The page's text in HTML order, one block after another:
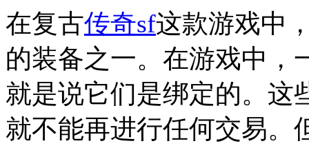
在复古传奇sf这款游戏中
的装备之一。在游戏中，
就是说它们是绑定的。这
就不能再进行任何交易。